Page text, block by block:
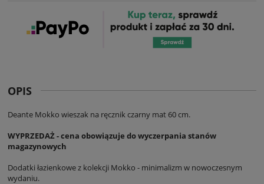
OPIS
Deante Mokko wieszak na ręcznik czarny mat 60 cm.
WYPRZEDAŻ - cena obowiązuje do wyczerpania stanów
magazynowych
Dodatki łazienkowe z kolekcji Mokko - minimalizm w nowoczesnym
wydaniu.